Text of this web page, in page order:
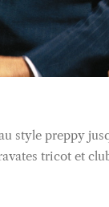
style preppy
tricot et